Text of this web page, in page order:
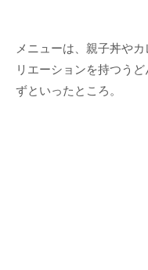
メニューは、親子丼や
リエーションを持つう
ずといったところ。